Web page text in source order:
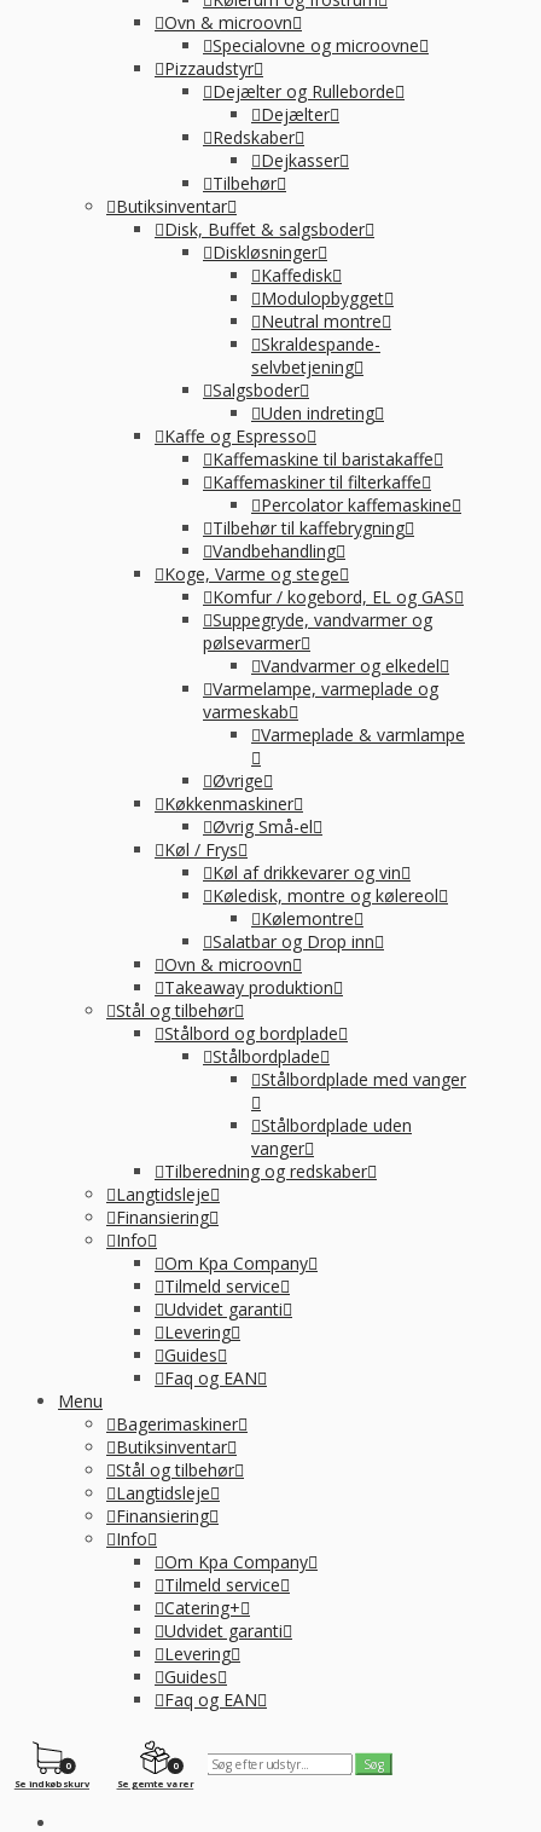
Ovn & microovn
Specialovne og microovne
Pizzaudstyr
Dejælter og Rulleborde
Dejælter
Redskaber
Dejkasser
Tilbehør
Butiksinventar
Disk, Buffet & salgsboder
Diskløsninger
Kaffedisk
Modulopbygget
Neutral montre
Skraldespande-
selvbetjening
Salgsboder
Uden indreting
Kaffe og Espresso
Kaffemaskine til baristakaffe
Kaffemaskiner til filterkaffe
Percolator kaffemaskine
Tilbehør til kaffebrygning
Vandbehandling
Koge, Varme og stege
Komfur / kogebord, EL og GAS
Suppegryde, vandvarmer og
pølsevarmer
Vandvarmer og elkedel
Varmelampe, varmeplade og
varmeskab
Varmeplade & varmlampe
Øvrige
Køkkenmaskiner
Øvrig Små-el
Køl / Frys
Køl af drikkevarer og vin
Køledisk, montre og kølereol
Kølemontre
Salatbar og Drop inn
Ovn & microovn
Takeaway produktion
Stål og tilbehør
Stålbord og bordplade
Stålbordplade
Stålbordplade med vanger
Stålbordplade uden
vanger
Tilberedning og redskaber
Langtidsleje
Finansiering
Info
Om Kpa Company
Tilmeld service
Udvidet garanti
Levering
Guides
Faq og EAN
Menu
Bagerimaskiner
Butiksinventar
Stål og tilbehør
Langtidsleje
Finansiering
Info
Om Kpa Company
Tilmeld service
Catering+
Udvidet garanti
Levering
Guides
Faq og EAN
0
Se gemte varer
0
Se indkøbskurv